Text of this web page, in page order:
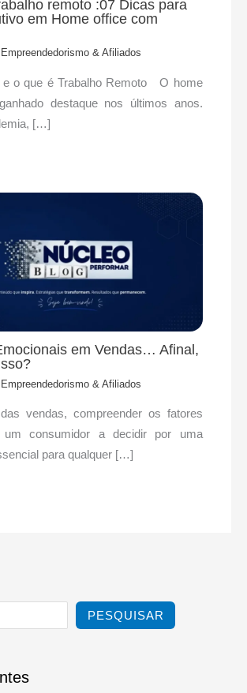
remoto :07 Dicas para
em Home office com
& Afiliados
e o que é Trabalho Remoto O home
destaque nos últimos anos.
[…]
em Vendas… Afinal,
& Afiliados
vendas, compreender os fatores
um consumidor a decidir por uma
para qualquer […]
PESQUISAR